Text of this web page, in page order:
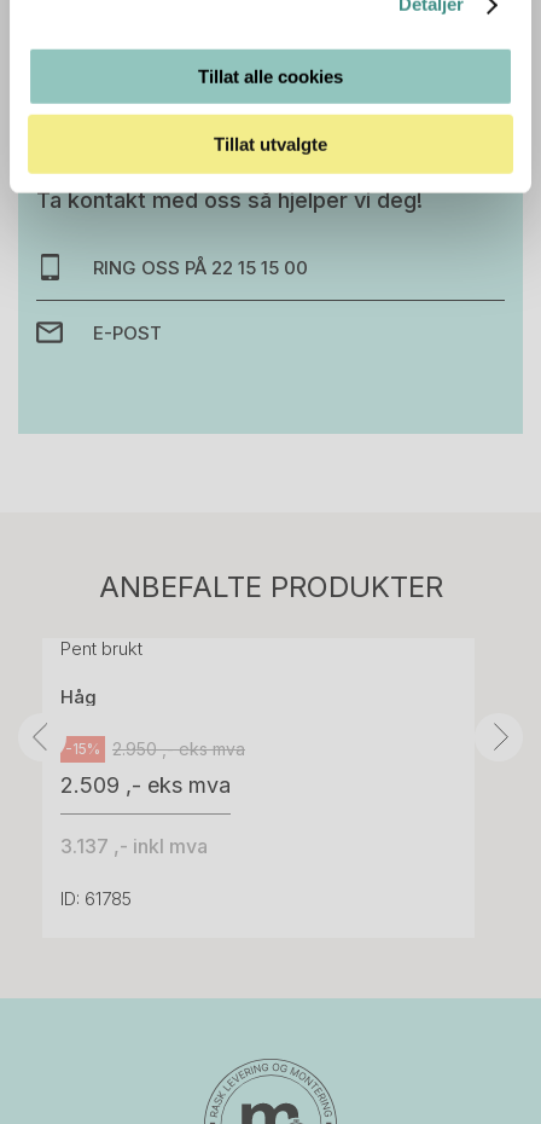
Tillat alle cookies
Tillat utvalgte
Ta kontakt med oss så hjelper vi deg!
RING OSS PÅ 22 15 15 00
E-POST
ANBEFALTE PRODUKTER
Pent brukt
Håg
-15% 2.950 ,- eks mva
2.509 ,- eks mva
3.137 ,- inkl mva
ID: 61785